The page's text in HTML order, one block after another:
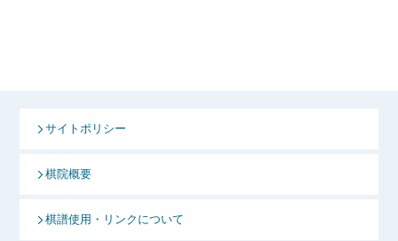
サイトポリシー
棋院概要
棋譜使用・リンクについて